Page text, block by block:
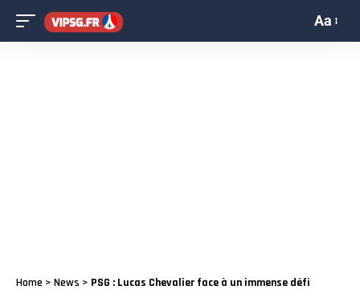
Aa
Home > News > PSG : Lucas Chevalier face à un immense défi